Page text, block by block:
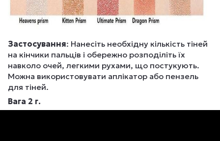
Застосування: Нанесіть необхідну кількість тіней
на кінчики пальців і обережно розподіліть їх
навколо очей, легкими рухами, що постукують.
Можна використовувати аплікатор або пензель
для тіней.
Вага 2 г.